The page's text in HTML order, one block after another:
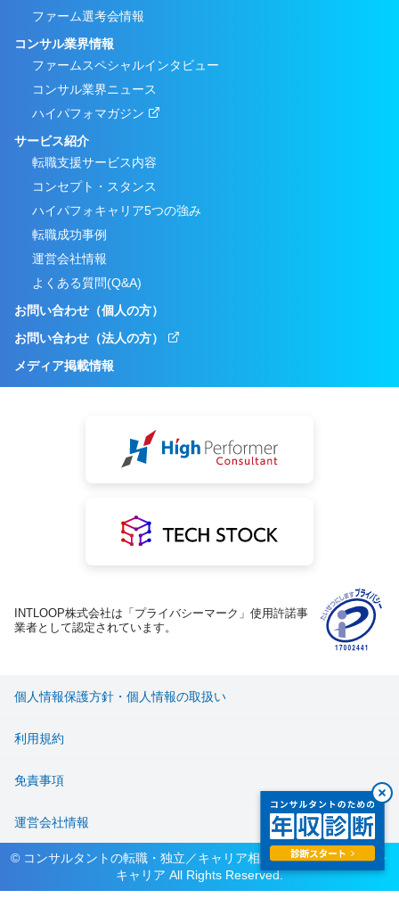
ファーム選考会情報
コンサル業界情報
ファームスペシャルインタビュー
コンサル業界ニュース
ハイパフォマガジン
サービス紹介
転職支援サービス内容
コンセプト・スタンス
ハイパフォキャリア5つの強み
転職成功事例
運営会社情報
よくある質問(Q&A)
お問い合わせ（個人の方）
お問い合わせ（法人の方）
メディア掲載情報
INTLOOP株式会社は「プライバシーマーク」使用許諾事
業者として認定されています。
個人情報保護方針・個人情報の取扱い
利用規約
免責事項
運営会社情報
© コンサルタントの転職・独立／キャリア相談サービス ハイパフォ
キャリア All Rights Reserved.